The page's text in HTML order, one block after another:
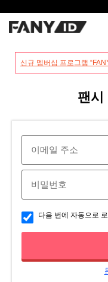
신규 멤버십 프로그램
팬시
다음 번에 자동으로